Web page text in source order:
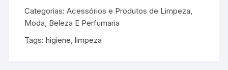
Categorias:Acessórios e Produtos de Limpeza,
Moda, Beleza E Perfumaria
Tags:higiene,limpeza